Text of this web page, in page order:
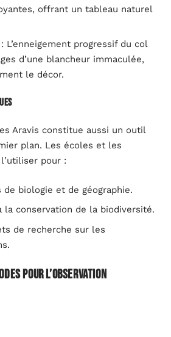
offrant un tableau naturel
: L’enneigement progressif du col
d’une blancheur immaculée,
le décor.
Aravis constitue aussi un outil
plan. Les écoles et les
pour :
biologie et de géographie.
la conservation de la biodiversité.
de recherche sur les
pour l’observation